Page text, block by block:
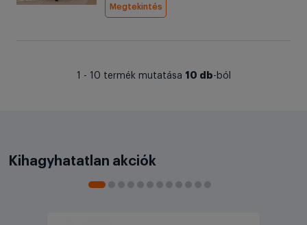
Megtekintés
1 - 10 termék mutatása 10 db-ból
Kihagyhatatlan akciók